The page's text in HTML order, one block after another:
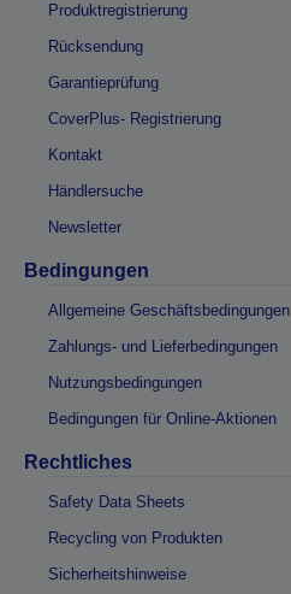
Produktregistrierung
Rücksendung
Garantieprüfung
CoverPlus- Registrierung
Kontakt
Händlersuche
Newsletter
Bedingungen
Allgemeine Geschäftsbedingungen
Zahlungs- und Lieferbedingungen
Nutzungsbedingungen
Bedingungen für Online-Aktionen
Rechtliches
Safety Data Sheets
Recycling von Produkten
Sicherheitshinweise